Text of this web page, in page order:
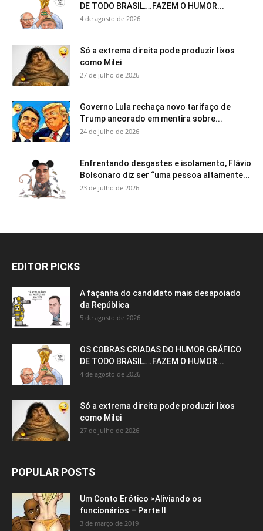
DE TODO BRASIL….FAZEM O HUMOR...
4 de agosto de 2026
Só a extrema direita pode produzir lixos
como Milei
27 de julho de 2026
Governo Lula rechaça novo tarifaço de
Trump ancorado em mentira sobre...
24 de julho de 2026
Enfrentando desgastes e isolamento, Flávio
Bolsonaro diz ser “uma pessoa altamente...
23 de julho de 2026
EDITOR PICKS
A façanha do candidato mais desapoiado
da República
5 de agosto de 2026
OS COBRAS CRIADAS DO HUMOR GRÁFICO
DE TODO BRASIL….FAZEM O HUMOR...
4 de agosto de 2026
Só a extrema direita pode produzir lixos
como Milei
27 de julho de 2026
POPULAR POSTS
Um Conto Erótico >Aliviando os
funcionários – Parte II
3 de março de 2019